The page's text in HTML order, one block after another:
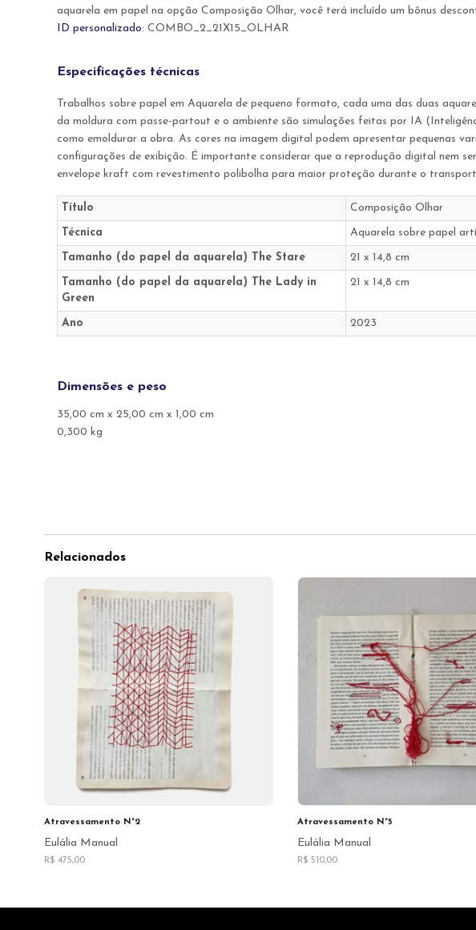
aquarela em papel na opção Composição Olhar, você terá incluído um bônus
ID personalizado: COMBO_2_21X15_OLHAR
Especificações técnicas
Trabalhos sobre papel em Aquarela de pequeno formato, cada uma das duas
da moldura com passe-partout e o ambiente são simulações feitas por IA
como emoldurar a obra. As cores na imagem digital podem apresentar pequenas
configurações de exibição. É importante considerar que a reprodução digital nem
envelope kraft com revestimento polibolha para maior proteção durante o
Título Composição Olhar
Técnica Aquarela sobre papel
Tamanho (do papel da aquarela) The Stare 21 x 14,8 cm
Tamanho (do papel da aquarela) The Lady in
Green
21 x 14,8 cm
Ano 2023
Dimensões e peso
35,00 cm x 25,00 cm x 1,00 cm
0,300 kg
Relacionados
Atravessamento N°2
Eulália Manual
R$ 475,00
Atravessamento N°5
Eulália Manual
R$ 510,00